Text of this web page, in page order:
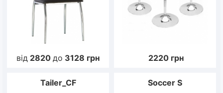
від 2820 до 3128 грн 2220 грн
Tailer_CF Soccer S